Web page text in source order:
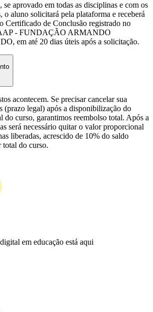
aprovado em todas as disciplinas e com os
o aluno solicitará pela plataforma e receberá
Certificado de Conclusão registrado no
- FUNDAÇÃO ARMANDO
em até 20 dias úteis após a solicitação.
acontecem. Se precisar cancelar sua
(prazo legal) após a disponibilização do
do curso, garantimos reembolso total. Após a
será necessário quitar o valor proporcional
liberadas, acrescido de 10% do saldo
total do curso.
em educação está aqui